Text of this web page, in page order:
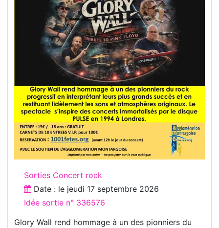
Sorties Concert rock
Date : le jeudi 17 septembre 2026
Idée sortie n° 336576
Glory Wall rend hommage à un des pionniers du